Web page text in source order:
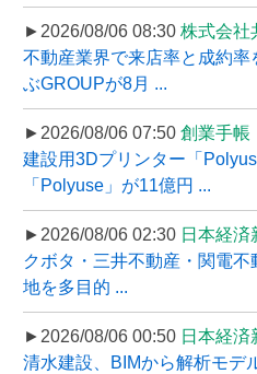
►2026/08/06 08:30 株式会社
不動産業界で来店率と成約
ぶGROUPが8月 ...
►2026/08/06 07:50 創業手帳
建設用3Dプリンター「
「Polyuse」が11億円 ...
►2026/08/06 02:30 日本経済
クボタ・三井不動産・関電
地を多目的 ...
►2026/08/06 00:50 日本経済
清水建設、BIMから解析モデ